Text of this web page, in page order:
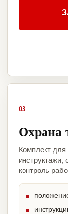
03
Охрана
Комплект для
инструктажи,
контроль